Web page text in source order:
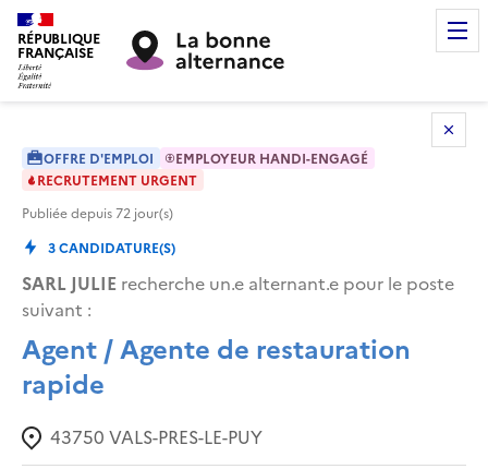
RÉPUBLIQUE
FRANÇAISE
OFFRE D'EMPLOI
EMPLOYEUR HANDI-ENGAGÉ
RECRUTEMENT URGENT
Publiée depuis72 jour(s)
3CANDIDATURE(S)
SARL JULIE recherche un.e alternant.e pour le poste
suivant :
Agent / Agente de restauration
rapide
43750 VALS-PRES-LE-PUY